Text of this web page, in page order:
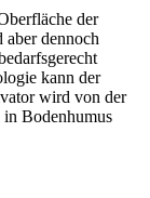
der
aber dennoch
kann der
wird von der
Bodenhumus